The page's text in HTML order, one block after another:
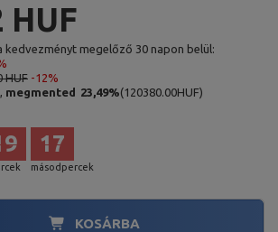
HUF
kedvezményt megelőző 30 napon belül:
HUF -12%
megmented 23,49%(120380.00HUF)
másodpercek
15
KOSÁRBA